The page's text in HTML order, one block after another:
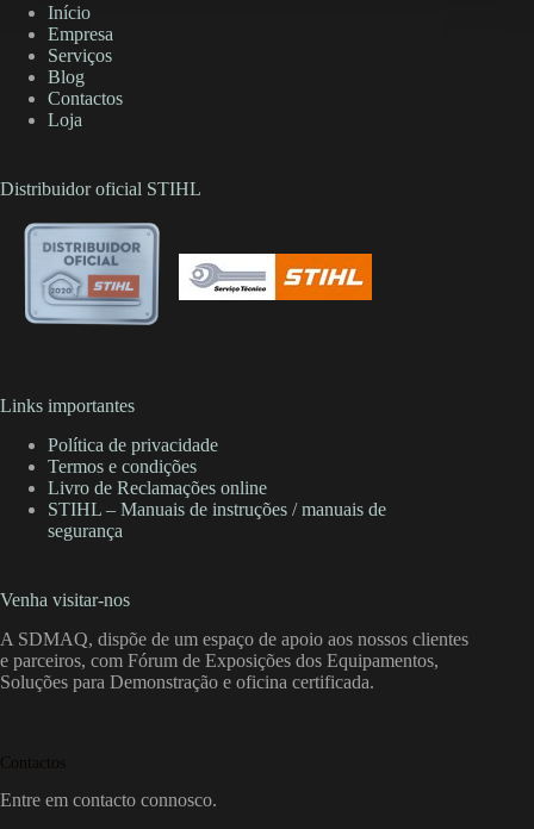
Início
Empresa
Serviços
Blog
Contactos
Loja
Distribuidor oficial STIHL
Links importantes
Política de privacidade
Termos e condições
Livro de Reclamações online
STIHL – Manuais de instruções / manuais de
segurança
Venha visitar-nos
A SDMAQ, dispõe de um espaço de apoio aos nossos clientes
e parceiros, com Fórum de Exposições dos Equipamentos,
Soluções para Demonstração e oficina certificada.
Contactos
Entre em contacto connosco.